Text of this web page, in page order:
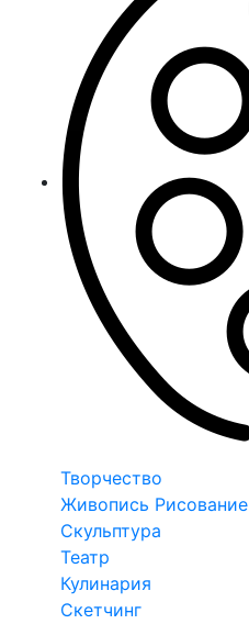
Творчество
Живопись Рисование
Скульптура
Театр
Кулинария
Скетчинг